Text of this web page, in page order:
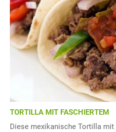
TORTILLA MIT FASCHIERTEM
Diese mexikanische Tortilla